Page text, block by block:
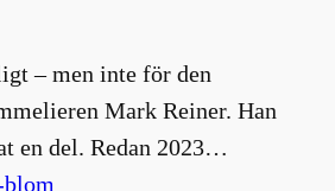
– men inte för den
Mark Reiner. Han
en del. Redan 2023…